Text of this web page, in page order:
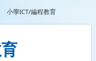
小學ICT/編程教育